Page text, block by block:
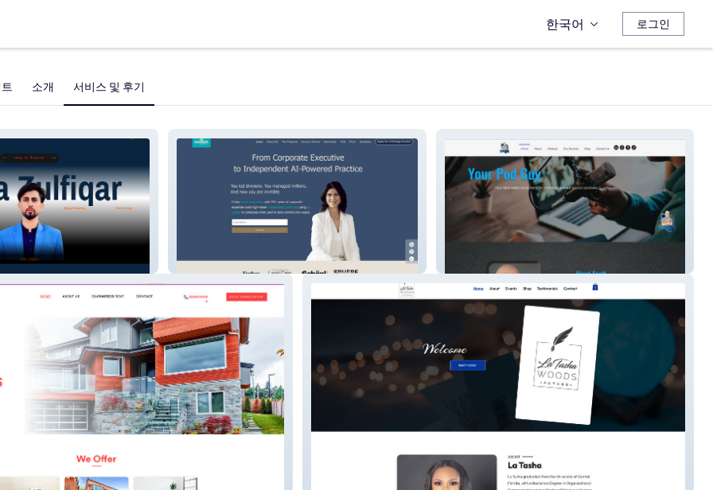
한국어 로그인
소개 서비스 및 후기
Salamabelghali Your Pod Guy
www.latashawoods.com